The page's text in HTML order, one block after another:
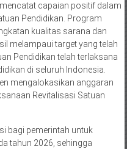
capaian positif dalam
Pendidikan. Program
kualitas sarana dan
melampaui target yang telah
Pendidikan telah terlaksana
di seluruh Indonesia.
mengalokasikan anggaran
Revitalisasi Satuan
bagi pemerintah untuk
tahun 2026, sehingga